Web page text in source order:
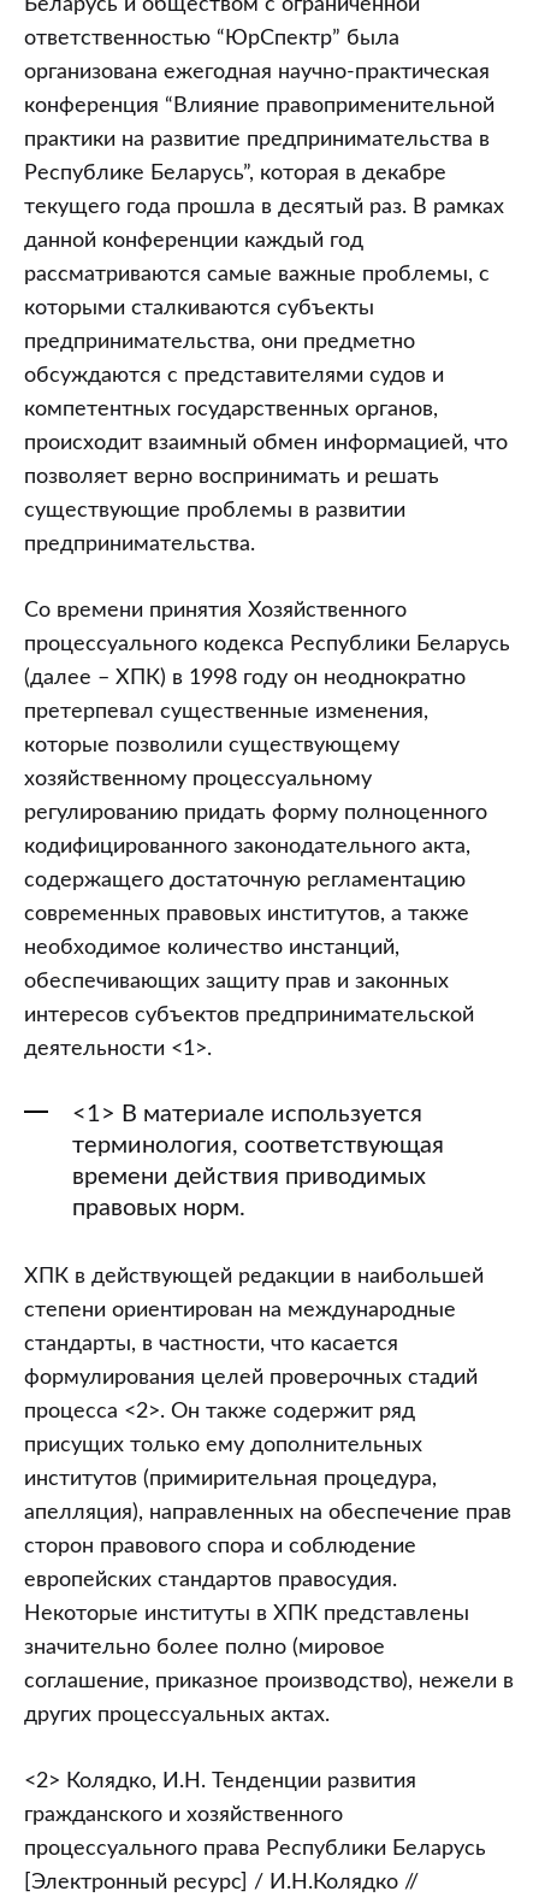
Беларусь и обществом с ограниченной
ответственностью “ЮрСпектр” была
организована ежегодная научно-практическая
конференция “Влияние правоприменительной
практики на развитие предпринимательства в
Республике Беларусь”, которая в декабре
текущего года прошла в десятый раз. В рамках
данной конференции каждый год
рассматриваются самые важные проблемы, с
которыми сталкиваются субъекты
предпринимательства, они предметно
обсуждаются с представителями судов и
компетентных государственных органов,
происходит взаимный обмен информацией, что
позволяет верно воспринимать и решать
существующие проблемы в развитии
предпринимательства.
Со времени принятия Хозяйственного
процессуального кодекса Республики Беларусь
(далее – ХПК) в 1998 году он неоднократно
претерпевал существенные изменения,
которые позволили существующему
хозяйственному процессуальному
регулированию придать форму полноценного
кодифицированного законодательного акта,
содержащего достаточную регламентацию
современных правовых институтов, а также
необходимое количество инстанций,
обеспечивающих защиту прав и законных
интересов субъектов предпринимательской
деятельности <1>.
<1> В материале используется
терминология, соответствующая
времени действия приводимых
правовых норм.
ХПК в действующей редакции в наибольшей
степени ориентирован на международные
стандарты, в частности, что касается
формулирования целей проверочных стадий
процесса <2>. Он также содержит ряд
присущих только ему дополнительных
институтов (примирительная процедура,
апелляция), направленных на обеспечение прав
сторон правового спора и соблюдение
европейских стандартов правосудия.
Некоторые институты в ХПК представлены
значительно более полно (мировое
соглашение, приказное производство), нежели в
других процессуальных актах.
<2> Колядко, И.Н. Тенденции развития
гражданского и хозяйственного
процессуального права Республики Беларусь
[Электронный ресурс] / И.Н.Колядко //